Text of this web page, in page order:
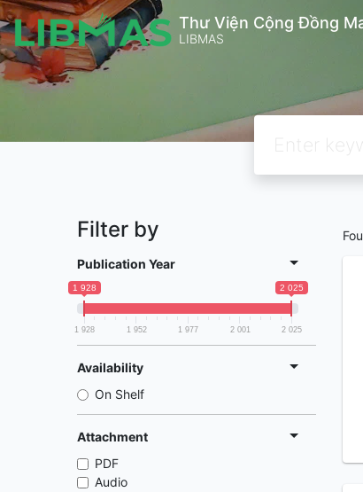
Thư Viện Cộng Đồng
LIBMAS
Filter by
Publication Year
1 928 2 025
1 928 1 952 1 977 2 001 2 025
Availability
On Shelf
Attachment
PDF
Audio